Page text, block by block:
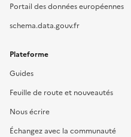
Portail des données européennes
schema.data.gouv.fr
Plateforme
Guides
Feuille de route et nouveautés
Nous écrire
Échangez avec la communauté